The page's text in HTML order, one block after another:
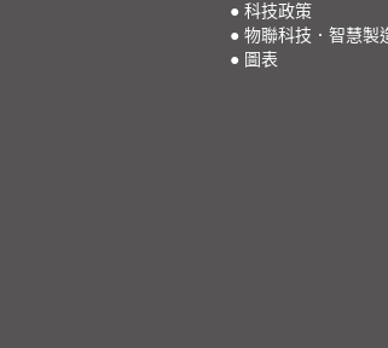
● 科技政策
● 物聯科技．智慧製
● 圖表